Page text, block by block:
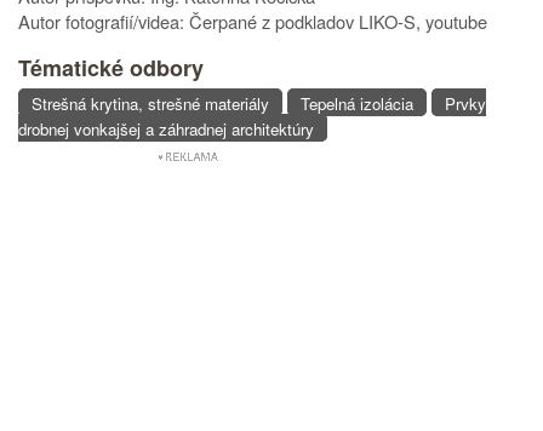
Autor fotografií/videa: Čerpané z podkladov LIKO-S, youtube
Tématické odbory
Strešná krytina, strešné materiály Tepelná izolácia
Prvky
drobnej vonkajšej a záhradnej architektúry